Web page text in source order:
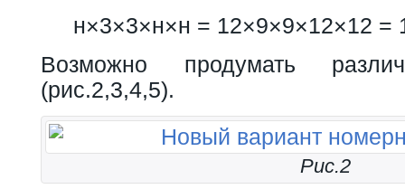
н×3×3×н×н = 12×9×9×12×12 =
Возможно продумать
(рис.2,3,4,5).
Рис.2